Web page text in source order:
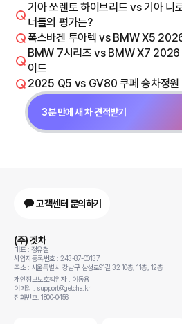
기아 쏘렌토 하이브리드 vs 기아 니
너들의 평가는?
폭스바겐 투아렉 vs BMW X5
BMW 7시리즈 vs BMW X7 2026
이드
2025 Q5 vs GV80 쿠페 승차정원
3분 만에 새 차 견적받기
고객센터 문의하기
(주) 겟차
대표 : 정유철
사업자등록번호 : 243-87-00137
주소 : 서울특별시 강남구 삼성로91길 32 10층, 11층, 12층
개인정보보호책임자 : 이동용
이메일 : support@getcha.kr
전화번호: 1800-0456